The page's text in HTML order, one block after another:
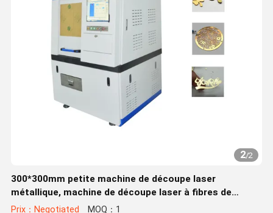
2/2
300*300mm petite machine de découpe laser
métallique, machine de découpe laser à fibres de
précision 1500W
Prix：Negotiated MOQ：1